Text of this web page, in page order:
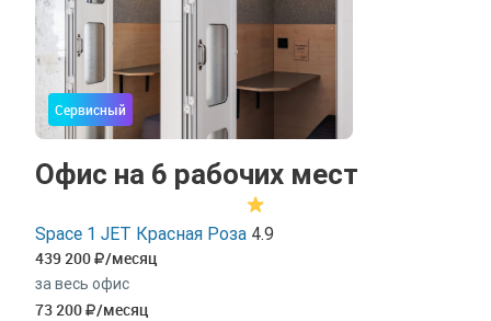
Сервисный
Офис на 6 рабочих мест
Space 1 JET Красная Роза 4.9
439 200 /месяц
за весь офис
73 200 /месяц